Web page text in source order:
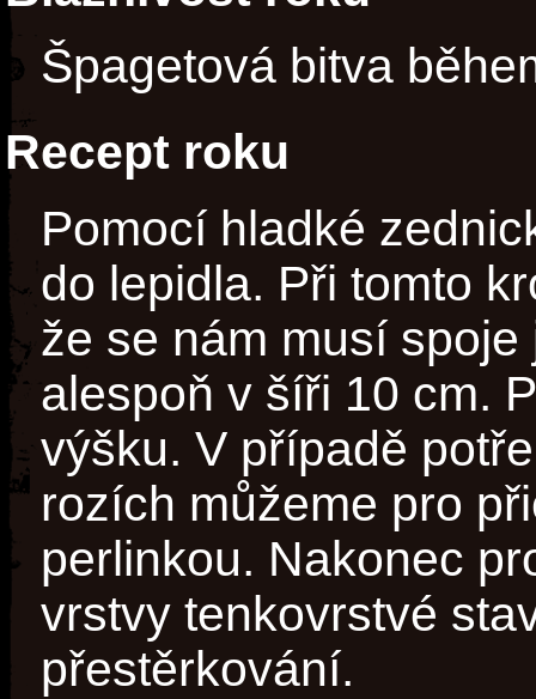
Špagetová bitva
Recept roku
Pomocí hladké
do lepidla. Při tomto
že se nám musí
alespoň v šíři 10 cm.
výšku. V případě
rozích můžeme pro
perlinkou. Nakonec
vrstvy tenkovrstvé
přestěrkování.